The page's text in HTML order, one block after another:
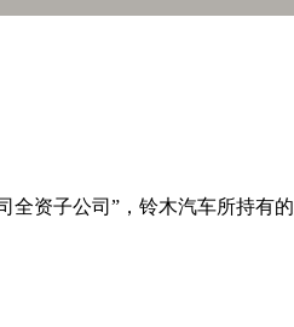
资子公司”，铃木汽车所持有